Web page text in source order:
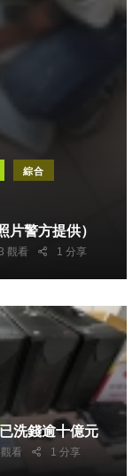
綜合
片警方提供）
觀看 1 分享
半年時間已洗錢逾十億元
看 1 分享